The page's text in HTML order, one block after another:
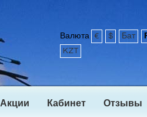
Валюта € $ Бат
KZT
Акции Кабинет Отзывы